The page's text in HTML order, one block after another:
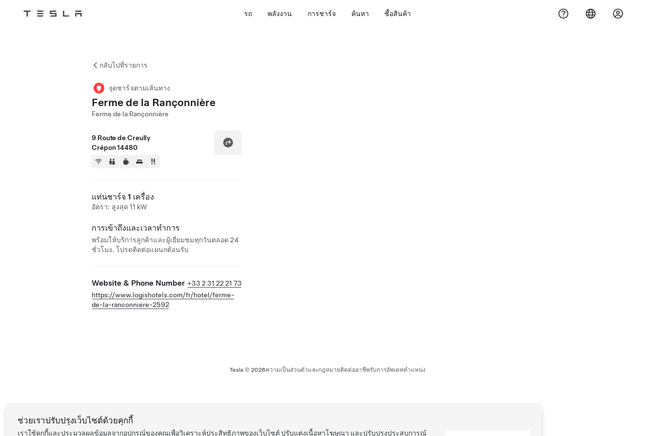
Tesla รถ พลังงาน การชาร์จ ค้นหา ซื้อสินค้า
กลับไปที่รายการ
จุดชาร์จตามเส้นทาง
Ferme de la Rançonnière
Ferme de la Rançonnière
9 Route de Creully
Crépon 14480
แท่นชาร์จ 1 เครื่อง
อัตรา: สูงสุด 11 kW
การเข้าถึงและเวลาทำการ
พร้อมให้บริการลูกค้าและผู้เยี่ยมชมทุกวันตลอด 24
ชั่วโมง. โปรดติดต่อแผนกต้อนรับ
Website & Phone Number +33 2 31 22 21 73
https://www.logishotels.com/fr/hotel/ferme-
de-la-ranconniere-2592
Tesla © 2026ความเป็นส่วนตัวและกฎหมายติดต่ออาชีพรับการอัพเดทตำแหน่ง
ช่วยเราปรับปรุงเว็บไซต์ด้วยคุกกี้
เราใช้คุกกี้และประมวลผลข้อมูลจากอุปกรณ์ของคุณเพื่อวิเคราะห์ประสิทธิภาพของเว็บไซต์ ปรับแต่งเนื้อหาโฆษณา และปรับปรุงประสบการณ์